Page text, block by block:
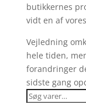
butikkernes
vidt en af
Vejledning
hele tiden,
forandringer
sidste gang
Søg